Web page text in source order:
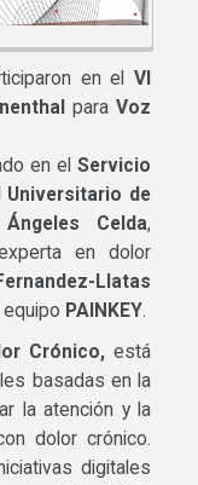
en elVI
paraVoz
en elServicio
Universitario de
Ángeles Celda,
en dolor
Llatas
equipo PAINKEY.
Crónico, está
basadas en la
la atención y la
dolor crónico.
digitales